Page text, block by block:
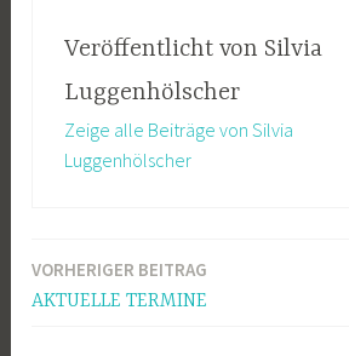
Veröffentlicht von Silvia
Luggenhölscher
Zeige alle Beiträge von Silvia
Luggenhölscher
Beitragsnavigation
VORHERIGER BEITRAG
AKTUELLE TERMINE